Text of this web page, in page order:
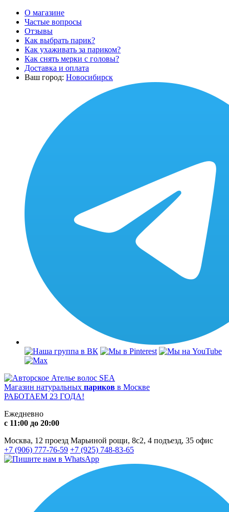
О магазине
Частые вопросы
Отзывы
Как выбрать парик?
Как ухаживать за париком?
Как снять мерки с головы?
Доставка и оплата
Ваш город: Новосибирск
Магазин натуральных париков в Москве
РАБОТАЕМ 23 ГОДА!
Ежедневно
с 11:00 до 20:00
Москва, 12 проезд Марьиной рощи, 8с2, 4 подъезд, 35 офис
+7 (906) 777-76-59 +7 (925) 748-83-65